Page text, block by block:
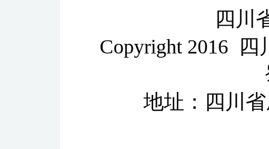
四川
Copyright 2016 四
地址：四川省